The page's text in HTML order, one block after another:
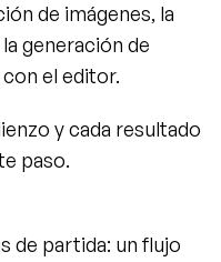
de imágenes, la
generación de
el editor.
y cada resultado
paso.
de partida: un flujo